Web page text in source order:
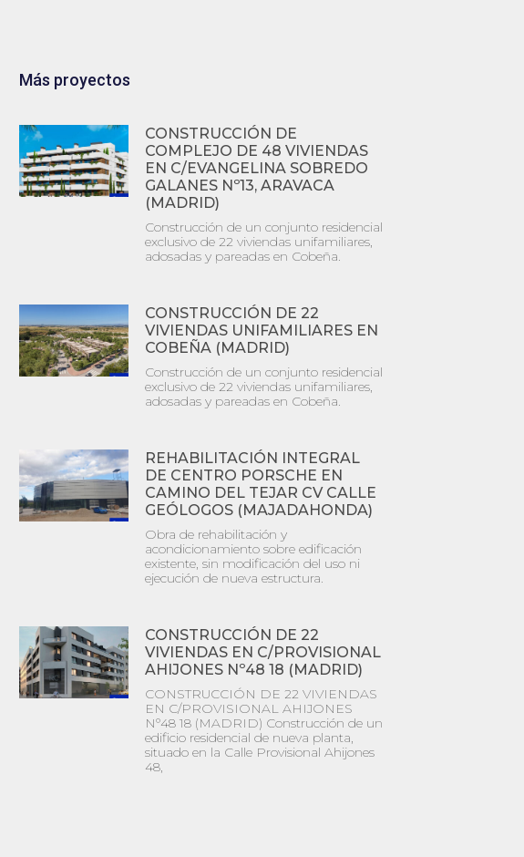
Más proyectos
CONSTRUCCIÓN DE
COMPLEJO DE 48 VIVIENDAS
EN C/EVANGELINA SOBREDO
GALANES Nº13, ARAVACA
(MADRID)
Construcción de un conjunto residencial
exclusivo de 22 viviendas unifamiliares,
adosadas y pareadas en Cobeña.
CONSTRUCCIÓN DE 22
VIVIENDAS UNIFAMILIARES EN
COBEÑA (MADRID)
Construcción de un conjunto residencial
exclusivo de 22 viviendas unifamiliares,
adosadas y pareadas en Cobeña.
REHABILITACIÓN INTEGRAL
DE CENTRO PORSCHE EN
CAMINO DEL TEJAR CV CALLE
GEÓLOGOS (MAJADAHONDA)
Obra de rehabilitación y
acondicionamiento sobre edificación
existente, sin modificación del uso ni
ejecución de nueva estructura.
CONSTRUCCIÓN DE 22
VIVIENDAS EN C/PROVISIONAL
AHIJONES Nº48 18 (MADRID)
CONSTRUCCIÓN DE 22 VIVIENDAS
EN C/PROVISIONAL AHIJONES
Nº48 18 (MADRID) Construcción de un
edificio residencial de nueva planta,
situado en la Calle Provisional Ahijones
48,